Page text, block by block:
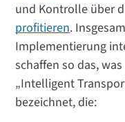
und Kontrolle über
profitieren.
Implementierung
schaffen so das, was
„Intelligent
bezeichnet, die: